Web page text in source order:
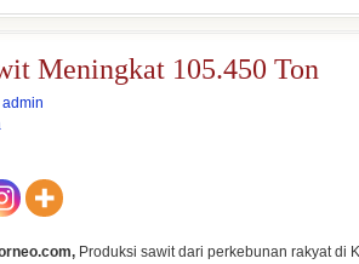
Meningkat 105.450 Ton
admin
Produksi sawit dari perkebunan rakyat di